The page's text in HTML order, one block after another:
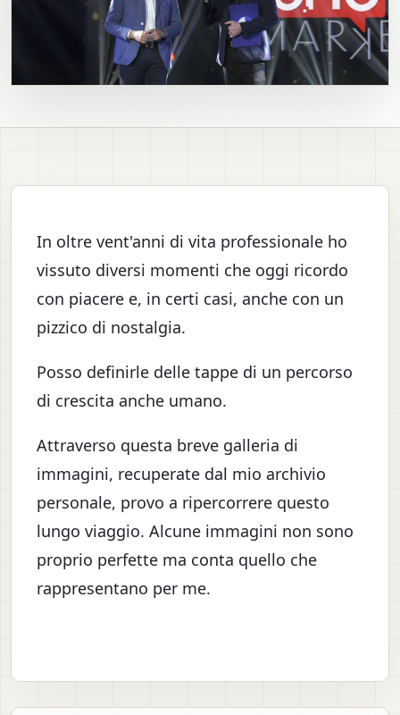
In oltre vent'anni di vita professionale ho
vissuto diversi momenti che oggi ricordo
con piacere e, in certi casi, anche con un
pizzico di nostalgia.
Posso definirle delle tappe di un percorso
di crescita anche umano.
Attraverso questa breve galleria di
immagini, recuperate dal mio archivio
personale, provo a ripercorrere questo
lungo viaggio. Alcune immagini non sono
proprio perfette ma conta quello che
rappresentano per me.